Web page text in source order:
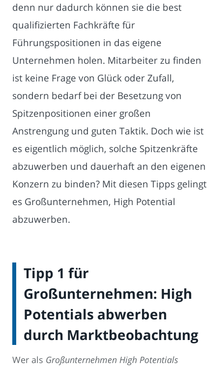
denn nur dadurch können sie die best
qualifizierten Fachkräfte für
Führungspositionen in das eigene
Unternehmen holen. Mitarbeiter zu finden
ist keine Frage von Glück oder Zufall,
sondern bedarf bei der Besetzung von
Spitzenpositionen einer großen
Anstrengung und guten Taktik. Doch wie ist
es eigentlich möglich, solche Spitzenkräfte
abzuwerben und dauerhaft an den eigenen
Konzern zu binden? Mit diesen Tipps gelingt
es Großunternehmen, High Potential
abzuwerben.
Tipp 1 für
Großunternehmen: High
Potentials abwerben
durch Marktbeobachtung
Wer als Großunternehmen High Potentials